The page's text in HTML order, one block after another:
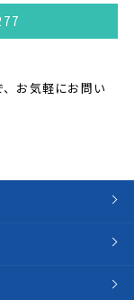
お気軽にお問い